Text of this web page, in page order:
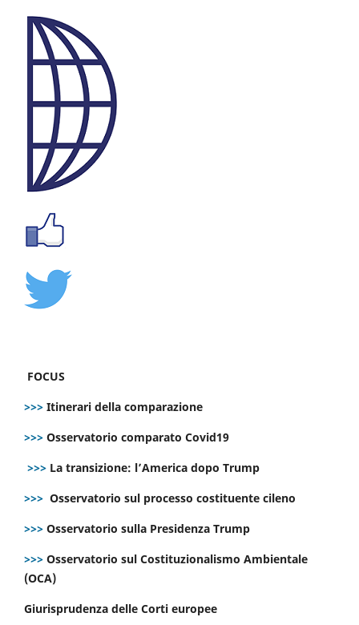
FOCUS
>>> Itinerari della comparazione
>>> Osservatorio comparato Covid19
>>> La transizione: l’America dopo Trump
>>> Osservatorio sul processo costituente cileno
>>> Osservatorio sulla Presidenza Trump
>>> Osservatorio sul Costituzionalismo Ambientale
(OCA)
Giurisprudenza delle Corti europee